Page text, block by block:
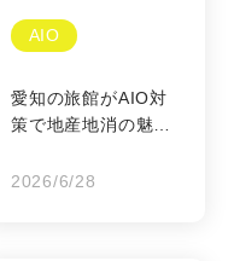
AIO
愛知の旅館がAIO対
策で地産地消の魅力
2026/6/28